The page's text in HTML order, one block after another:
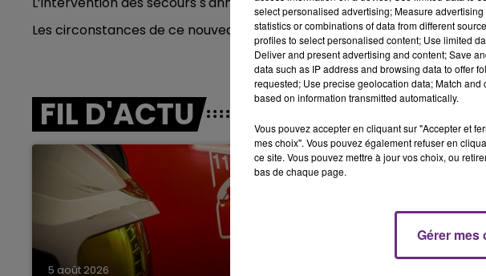
5h00 - 6h00
LE BEST OF DE LA FAMILLE
CHAMPAGNE FM
6h00 -
LA
Les circonstances de ce nouveau drame ne sont pas encore connues.
FIL D'ACTU
5 août 2026
6h00 - 10h00
La Famille
select personalised advertising; Measure
statistics or combinations of data from different
profiles to select personalised content; Use limited
Deliver and present advertising and content; Save
data such as IP address and browsing data to offer
requested; Use precise geolocation data; Match
based on information transmitted automatically.
Vous pouvez accepter en cliquant sur "Accepter et
mes choix". Vous pouvez également refuser en
ce site. Vous pouvez mettre à jour vos choix, ou
bas de chaque page.
Gérer mes